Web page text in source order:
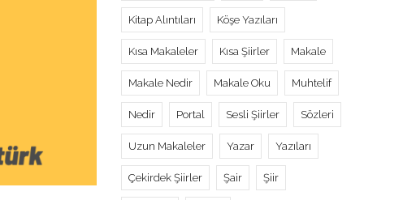
Kitap Alıntıları Köşe Yazıları
Kısa Makaleler Kısa Şiirler Makale
Makale Nedir Makale Oku Muhtelif
Nedir Portal Sesli Şiirler Sözleri
Uzun Makaleler Yazar Yazıları
Çekirdek Şiirler Şair Şiir